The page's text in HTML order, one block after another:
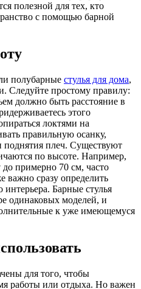
полезной для тех, кто
с помощью барной
полубарные стулья для дома,
Следуйте простому правилу:
должно быть расстояние в
этого
локтями на
правильную осанку,
поднятия плеч. Существуют
по высоте. Например,
примерно 70 см, часто
сразу определить
Барные стулья
одинаковых моделей, и
к уже имеющемуся
для того, чтобы
работы или отдыха. Но важен